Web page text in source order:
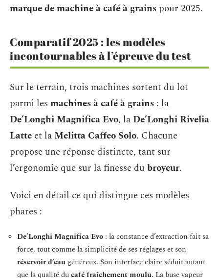
marque de machine à café à grains pour 2025.
Comparatif 2025 : les modèles
incontournables à l’épreuve du test
Sur le terrain, trois machines sortent du lot
parmi les machines à café à grains : la
De’Longhi Magnifica Evo, la De’Longhi Rivelia
Latte et la Melitta Caffeo Solo. Chacune
propose une réponse distincte, tant sur
l’ergonomie que sur la finesse du broyeur.
Voici en détail ce qui distingue ces modèles
phares :
De’Longhi Magnifica Evo : la constance d’extraction fait sa
force, tout comme la simplicité de ses réglages et son
réservoir d’eau généreux. Son interface claire séduit autant
que la qualité ducafé fraîchement moulu. La buse vapeur